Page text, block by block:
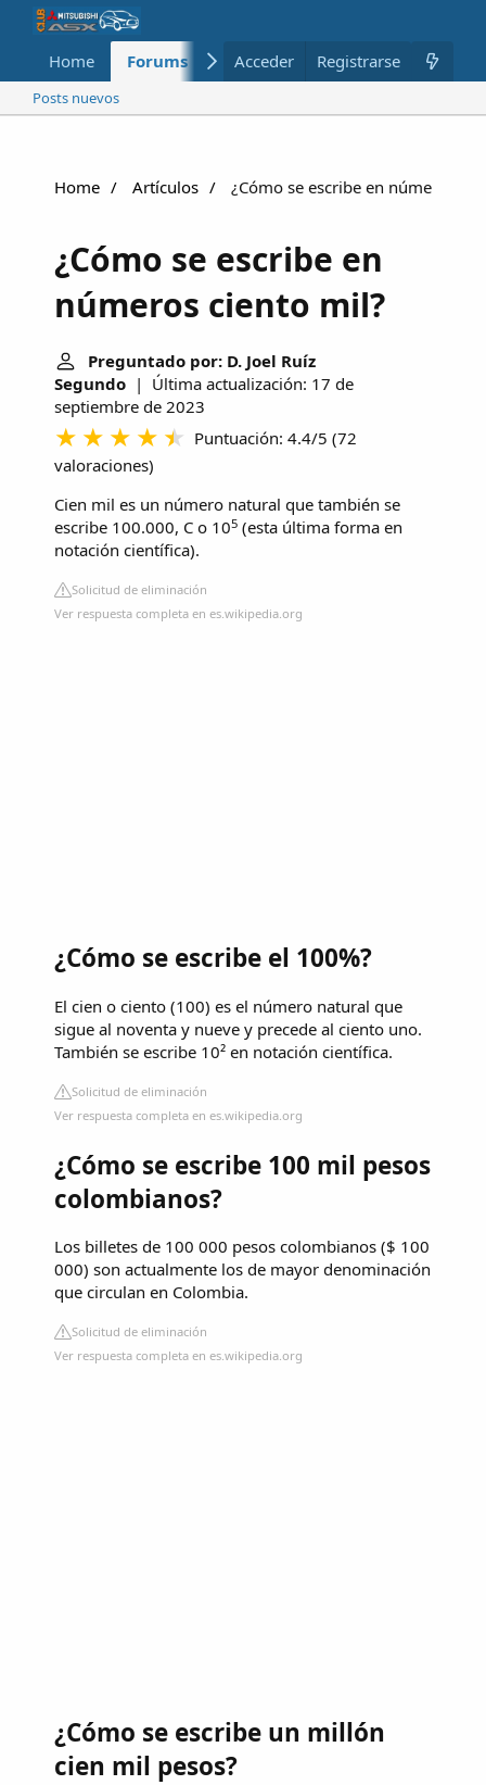
Home Forums Nuevo Miembros
Acceder Registrarse
Posts nuevos
Home Artículos ¿Cómo se escribe en números
¿Cómo se escribe en
números ciento mil?
Preguntado por: D. Joel Ruíz
Segundo | Última actualización: 17 de
septiembre de 2023
Puntuación: 4.4/5 (72
valoraciones)
Cien mil es un número natural que también se
escribe 100.000, C o 105 (esta última forma en
notación científica).
Solicitud de eliminación
Ver respuesta completa en es.wikipedia.org
¿Cómo se escribe el 100%?
El cien o ciento (100) es el número natural que
sigue al noventa y nueve y precede al ciento uno.
También se escribe 10² en notación científica.
Solicitud de eliminación
Ver respuesta completa en es.wikipedia.org
¿Cómo se escribe 100 mil pesos
colombianos?
Los billetes de 100 000 pesos colombianos ($ 100
000) son actualmente los de mayor denominación
que circulan en Colombia.
Solicitud de eliminación
Ver respuesta completa en es.wikipedia.org
¿Cómo se escribe un millón
cien mil pesos?